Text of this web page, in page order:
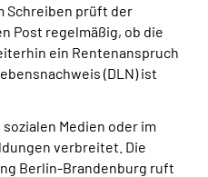
Schreiben prüft der
Post regelmäßig, ob die
ein Rentenanspruch
(DLN) ist
Medien oder im
verbreitet. Die
Berlin-Brandenburg ruft